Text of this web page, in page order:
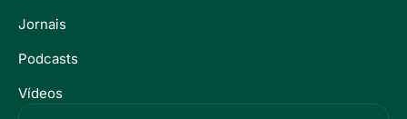
Jornais
Podcasts
Vídeos